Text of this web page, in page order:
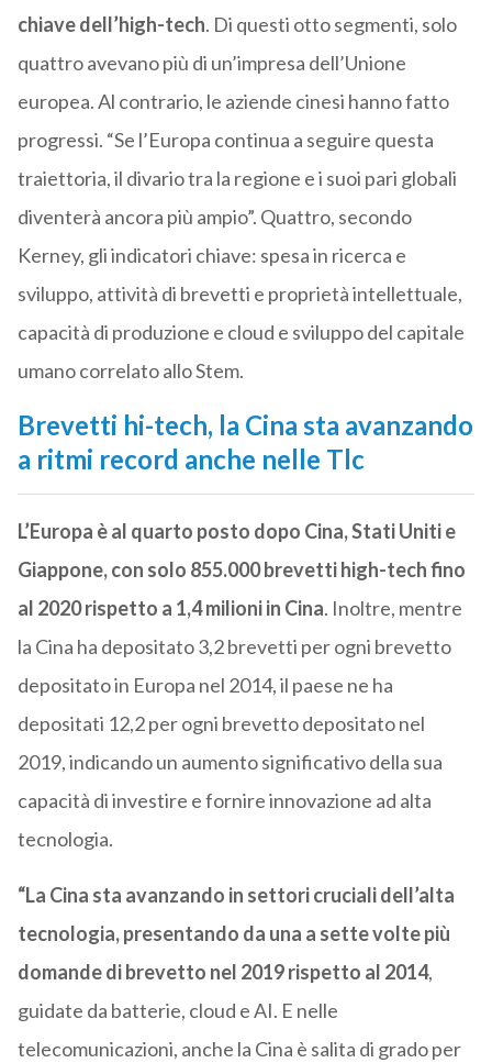
chiave dell’high-tech. Di questi otto segmenti, solo
quattro avevano più di un’impresa dell’Unione
europea. Al contrario, le aziende cinesi hanno fatto
progressi. “Se l’Europa continua a seguire questa
traiettoria, il divario tra la regione e i suoi pari globali
diventerà ancora più ampio”. Quattro, secondo
Kerney, gli indicatori chiave: spesa in ricerca e
sviluppo, attività di brevetti e proprietà intellettuale,
capacità di produzione e cloud e sviluppo del capitale
umano correlato allo Stem.
Brevetti hi-tech, la Cina sta avanzando
a ritmi record anche nelle Tlc
L’Europa è al quarto posto dopo Cina, Stati Uniti e
Giappone, con solo 855.000 brevetti high-tech fino
al 2020 rispetto a 1,4 milioni in Cina. Inoltre, mentre
la Cina ha depositato 3,2 brevetti per ogni brevetto
depositato in Europa nel 2014, il paese ne ha
depositati 12,2 per ogni brevetto depositato nel
2019, indicando un aumento significativo della sua
capacità di investire e fornire innovazione ad alta
tecnologia.
“La Cina sta avanzando in settori cruciali dell’alta
tecnologia, presentando da una a sette volte più
domande di brevetto nel 2019 rispetto al 2014,
guidate da batterie, cloud e AI. E nelle
telecomunicazioni, anche la Cina è salita di grado per